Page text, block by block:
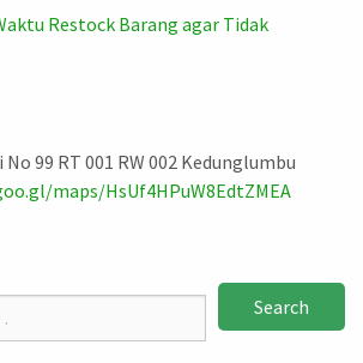
Restock Barang agar Tidak
99 RT 001 RW 002 Kedunglumbu
maps/HsUf4HPuW8EdtZMEA
Search